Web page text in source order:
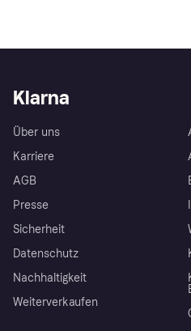
Klarna
Über uns
Karriere
AGB
Presse
Sicherheit
Datenschutz
Nachhaltigkeit
Weiterverkaufen